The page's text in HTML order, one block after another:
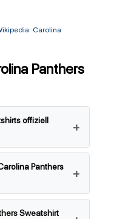
Carolina
Panthers
offiziell
Panthers
Sweatshirt